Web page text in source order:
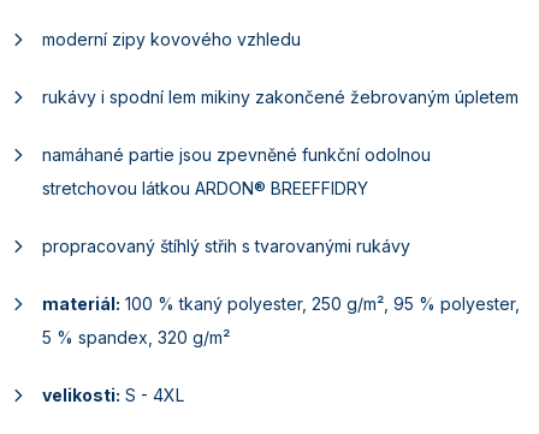
moderní zipy kovového vzhledu
rukávy i spodní lem mikiny zakončené žebrovaným úpletem
namáhané partie jsou zpevněné funkční odolnou
stretchovou látkou ARDON® BREEFFIDRY
propracovaný štíhlý střih s tvarovanými rukávy
materiál: 100 % tkaný polyester, 250 g/m², 95 % polyester,
5 % spandex, 320 g/m²
velikosti: S - 4XL